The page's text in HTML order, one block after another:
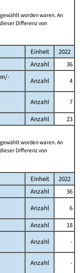
worden waren. An
Differenz von
Einheit
2022
Anzahl
36
Anzahl
4
Anzahl
7
Anzahl
23
worden waren. An
Differenz von
Einheit
2022
Anzahl
36
Anzahl
6
Anzahl
18
Anzahl
-
Anzahl
-